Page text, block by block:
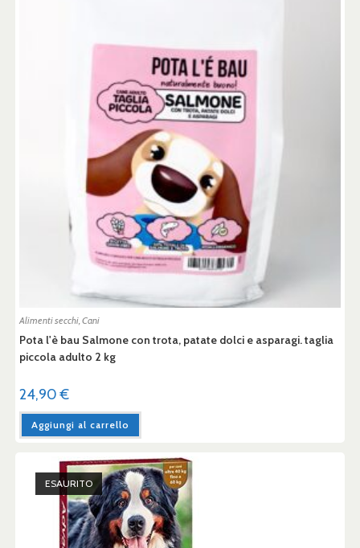
Alimenti secchi, Cani
Pota l'è bau Salmone con trota, patate dolci e asparagi. taglia
piccola adulto 2 kg
24,90€
Aggiungi al carrello
ESAURITO